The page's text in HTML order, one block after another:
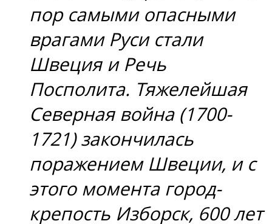
пор самыми опасными
врагами Руси стали
Швеция и Речь
Посполита. Тяжелейшая
Северная война (1700-
1721) закончилась
поражением Швеции, и с
этого момента город-
крепость Изборск, 600 лет